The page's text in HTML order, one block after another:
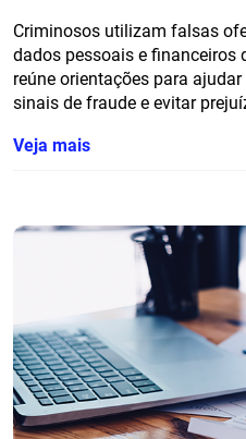
Criminosos utilizam falsas
dados pessoais e financeiros
reúne orientações para
sinais de fraude e evitar
Veja mais